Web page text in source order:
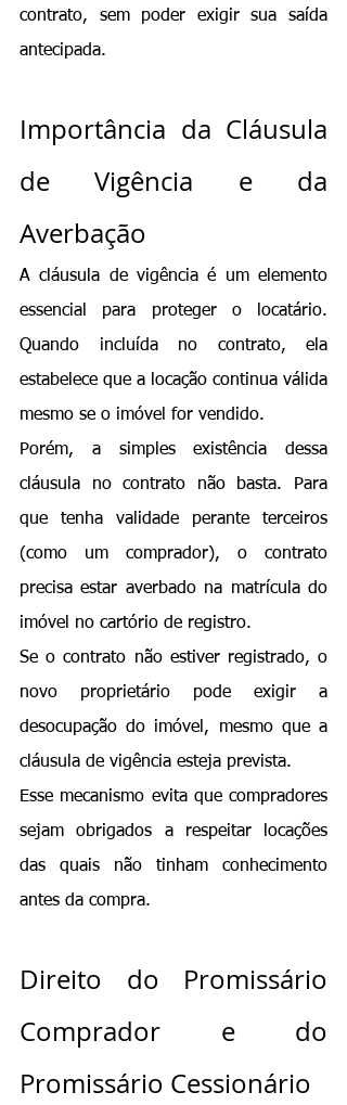
contrato, sem poder exigir sua saída
antecipada.
Importância da Cláusula
de Vigência e da
Averbação
A cláusula de vigência é um elemento
essencial para proteger o locatário.
Quando incluída no contrato, ela
estabelece que a locação continua válida
mesmo se o imóvel for vendido.
cláusula no contrato não basta. Para
que tenha validade perante terceiros
(como um comprador), o contrato
precisa estar averbado na matrícula do
imóvel no cartório de registro.
Se o contrato não estiver registrado, o
novo proprietário pode exigir a
desocupação do imóvel, mesmo que a
cláusula de vigência esteja prevista.
Esse mecanismo evita que compradores
sejam obrigados a respeitar locações
das quais não tinham conhecimento
antes da compra.
Direito do Promissário
Comprador e do
Promissário Cessionário